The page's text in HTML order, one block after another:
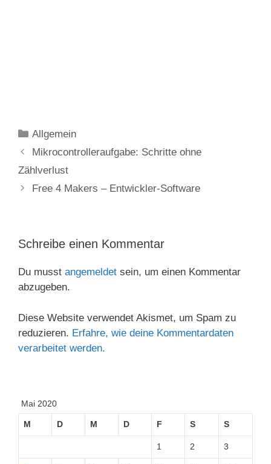
Kategorien
Allgemein
Mikrocontrolleraufgabe: Schritte ohne
Zählverlust
Free 4 Makers – Entwickler-Software
Schreibe einen Kommentar
Du musst angemeldet sein, um einen Kommentar
abzugeben.
Diese Website verwendet Akismet, um Spam zu
reduzieren. Erfahre, wie deine Kommentardaten
verarbeitet werden.
Mai 2020
M D M D F S S
1 2 3